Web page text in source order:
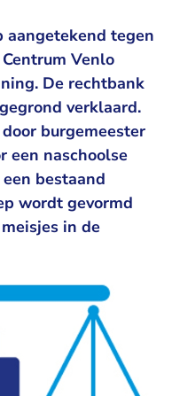
aangetekend tegen
Venlo
De rechtbank
verklaard.
burgemeester
een naschoolse
bestaand
wordt gevormd
in de